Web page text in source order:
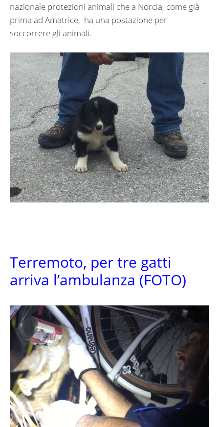
nazionale protezioni animali che a Norcia, come già
prima ad Amatrice, ha una postazione per
soccorrere gli animali.
Terremoto, per tre gatti
arriva l’ambulanza (FOTO)